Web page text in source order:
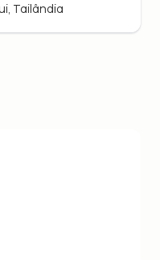
Tailândia